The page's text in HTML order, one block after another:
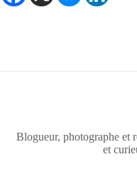
Blogueur, photographe et
et